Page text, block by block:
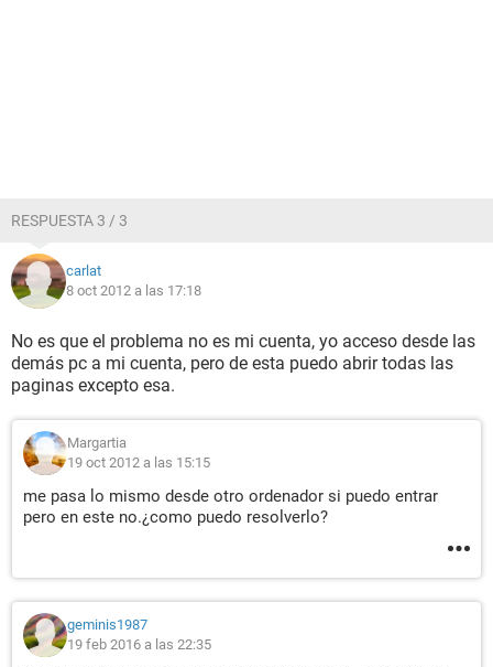
RESPUESTA 3 / 3
carlat
8 oct 2012 a las 17:18
No es que el problema no es mi cuenta, yo acceso desde las
demás pc a mi cuenta, pero de esta puedo abrir todas las
paginas excepto esa.
Margartia
19 oct 2012 a las 15:15
me pasa lo mismo desde otro ordenador si puedo entrar
pero en este no.¿como puedo resolverlo?
geminis1987
19 feb 2016 a las 22:35